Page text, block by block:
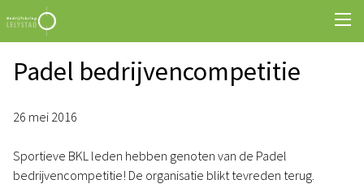
Padel bedrijvencompetitie
26 mei 2016
Sportieve BKL leden hebben genoten van de Padel
bedrijvencompetitie! De organisatie blikt tevreden terug.